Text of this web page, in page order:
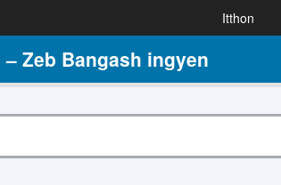
Itthon
Zeb Bangash ingyen